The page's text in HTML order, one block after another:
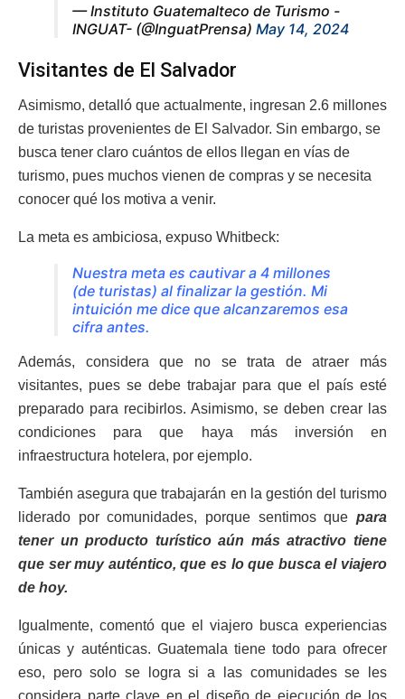
— Instituto Guatemalteco de Turismo -
INGUAT- (@InguatPrensa) May 14, 2024
Visitantes de El Salvador
Asimismo, detalló que actualmente, ingresan 2.6 millones
de turistas provenientes de El Salvador. Sin embargo, se
busca tener claro cuántos de ellos llegan en vías de
turismo, pues muchos vienen de compras y se necesita
conocer qué los motiva a venir.
La meta es ambiciosa, expuso Whitbeck:
Nuestra meta es cautivar a 4 millones
(de turistas) al finalizar la gestión. Mi
intuición me dice que alcanzaremos esa
cifra antes.
Además, considera que no se trata de atraer más
visitantes, pues se debe trabajar para que el país esté
preparado para recibirlos. Asimismo, se deben crear las
condiciones para que haya más inversión en
infraestructura hotelera, por ejemplo.
También asegura que trabajarán en la gestión del turismo
liderado por comunidades, porque sentimos que para
tener un producto turístico aún más atractivo tiene
que ser muy auténtico, que es lo que busca el viajero
de hoy.
Igualmente, comentó que el viajero busca experiencias
únicas y auténticas. Guatemala tiene todo para ofrecer
eso, pero solo se logra si a las comunidades se les